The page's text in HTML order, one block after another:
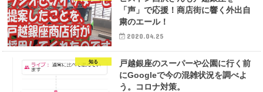
「声」で応援！商店街に響く外出自
粛のエール！
2020.04.25
知る
戸越銀座のスーパーや公園に行く前
にGoogleで今の混雑状況を調べよ
う。コロナ対策。